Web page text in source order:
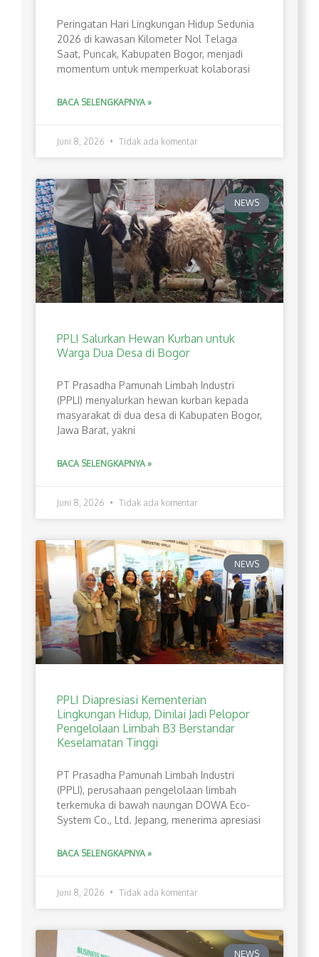
Peringatan Hari Lingkungan Hidup Sedunia
2026 di kawasan Kilometer Nol Telaga
Saat, Puncak, Kabupaten Bogor, menjadi
momentum untuk memperkuat kolaborasi
BACA SELENGKAPNYA »
Juni 8, 2026 Tidak ada komentar
NEWS
PPLI Salurkan Hewan Kurban untuk
Warga Dua Desa di Bogor
PT Prasadha Pamunah Limbah Industri
(PPLI) menyalurkan hewan kurban kepada
masyarakat di dua desa di Kabupaten Bogor,
Jawa Barat, yakni
BACA SELENGKAPNYA »
Juni 8, 2026 Tidak ada komentar
NEWS
PPLI Diapresiasi Kementerian
Lingkungan Hidup, Dinilai Jadi Pelopor
Pengelolaan Limbah B3 Berstandar
Keselamatan Tinggi
PT Prasadha Pamunah Limbah Industri
(PPLI), perusahaan pengelolaan limbah
terkemuka di bawah naungan DOWA Eco-
System Co., Ltd. Jepang, menerima apresiasi
BACA SELENGKAPNYA »
Juni 8, 2026 Tidak ada komentar
NEWS